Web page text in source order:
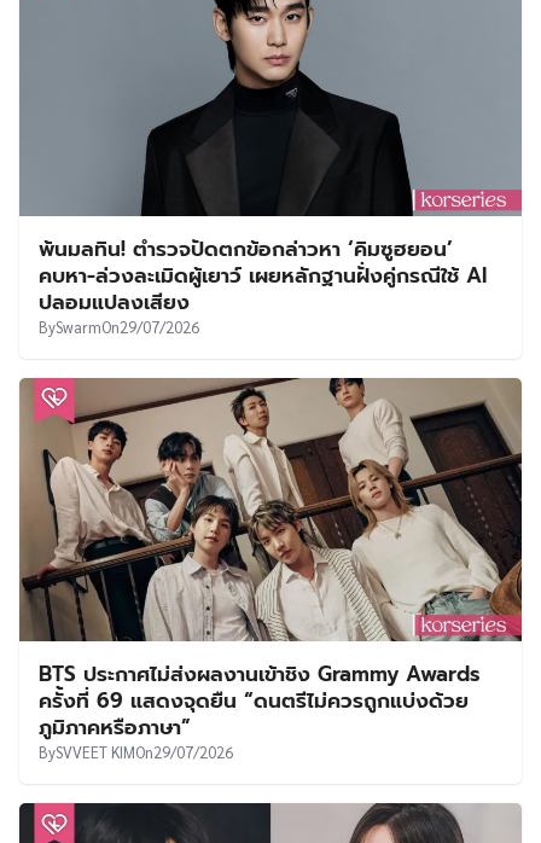
พ้นมลทิน! ตำรวจปัดตกข้อกล่าวหา ‘คิมซูฮยอน’
คบหา-ล่วงละเมิดผู้เยาว์ เผยหลักฐานฝั่งคู่กรณีใช้ AI
ปลอมแปลงเสียง
BySwarmOn29/07/2026
BTS ประกาศไม่ส่งผลงานเข้าชิง Grammy Awards
ครั้งที่ 69 แสดงจุดยืน “ดนตรีไม่ควรถูกแบ่งด้วย
ภูมิภาคหรือภาษา”
BySVVEET KIMOn29/07/2026